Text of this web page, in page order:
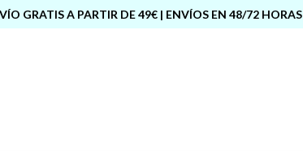
GRATIS A PARTIR DE 49€ | ENVÍOS EN 48/72 HORAS